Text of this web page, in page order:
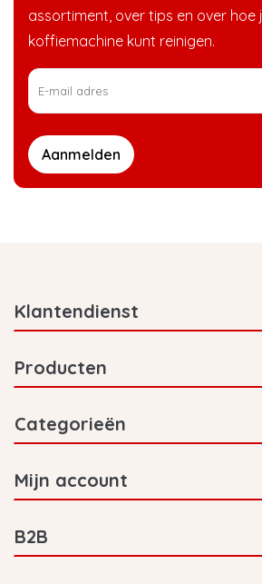
assortiment, over tips en over hoe
koffiemachine kunt reinigen.
Aanmelden
Klantendienst
Producten
Categorieën
Mijn account
B2B